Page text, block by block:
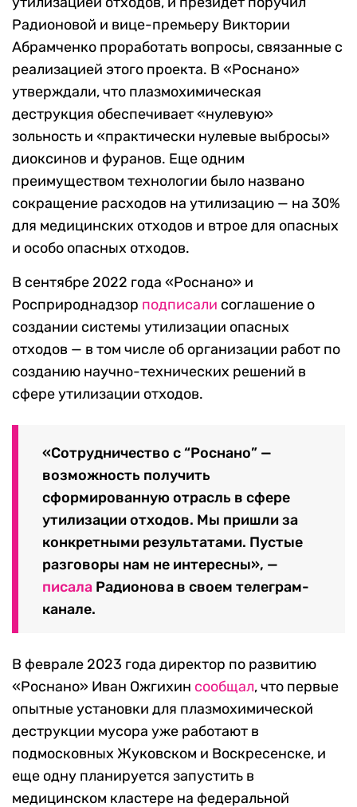
Радионовой и вице-премьеру Виктории
Абрамченко проработать вопросы, связанные с
реализацией этого проекта. В «Роснано»
утверждали, что плазмохимическая
деструкция обеспечивает «нулевую»
зольность и «практически нулевые выбросы»
диоксинов и фуранов. Еще одним
преимуществом технологии было названо
сокращение расходов на утилизацию — на 30%
для медицинских отходов и втрое для опасных
и особо опасных отходов.
В сентябре 2022 года «Роснано» и
Росприроднадзор подписали соглашение о
создании системы утилизации опасных
отходов — в том числе об организации работ по
созданию научно-технических решений в
сфере утилизации отходов.
«Сотрудничество с “Роснано” —
возможность получить
сформированную отрасль в сфере
утилизации отходов. Мы пришли за
конкретными результатами. Пустые
разговоры нам не интересны», —
писала Радионова в своем телеграм-
канале.
В феврале 2023 года директор по развитию
«Роснано» Иван Ожгихин сообщал, что первые
опытные установки для плазмохимической
деструкции мусора уже работают в
подмосковных Жуковском и Воскресенске, и
еще одну планируется запустить в
медицинском кластере на федеральной